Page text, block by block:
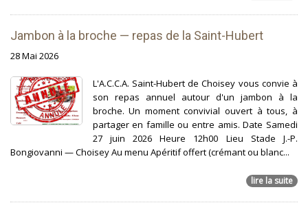
Jambon à la broche — repas de la Saint-Hubert
28 Mai 2026
L'A.C.C.A. Saint-Hubert de Choisey vous convie à
son repas annuel autour d'un jambon à la
broche. Un moment convivial ouvert à tous, à
partager en famille ou entre amis. Date Samedi
27 juin 2026 Heure 12h00 Lieu Stade J.-P.
Bongiovanni — Choisey Au menu Apéritif offert (crémant ou blanc...
lire la suite